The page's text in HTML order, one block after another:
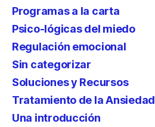
Programas a la carta
Psico-lógicas del miedo
Regulación emocional
Sin categorizar
Soluciones y Recursos
Tratamiento de la Ansiedad
Una introducción